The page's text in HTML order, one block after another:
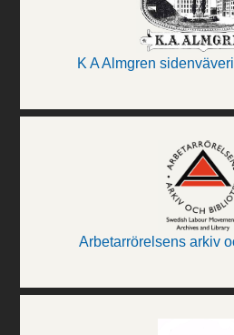
K A Almgren
Arbetarrörelsens arkiv